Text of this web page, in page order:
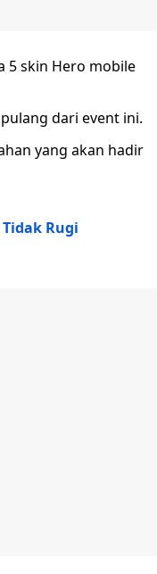
5 skin Hero mobile
dari event ini.
yang akan hadir
Rugi